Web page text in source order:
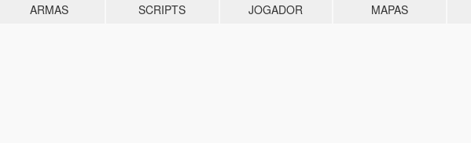
ARMAS SCRIPTS JOGADOR MAPAS